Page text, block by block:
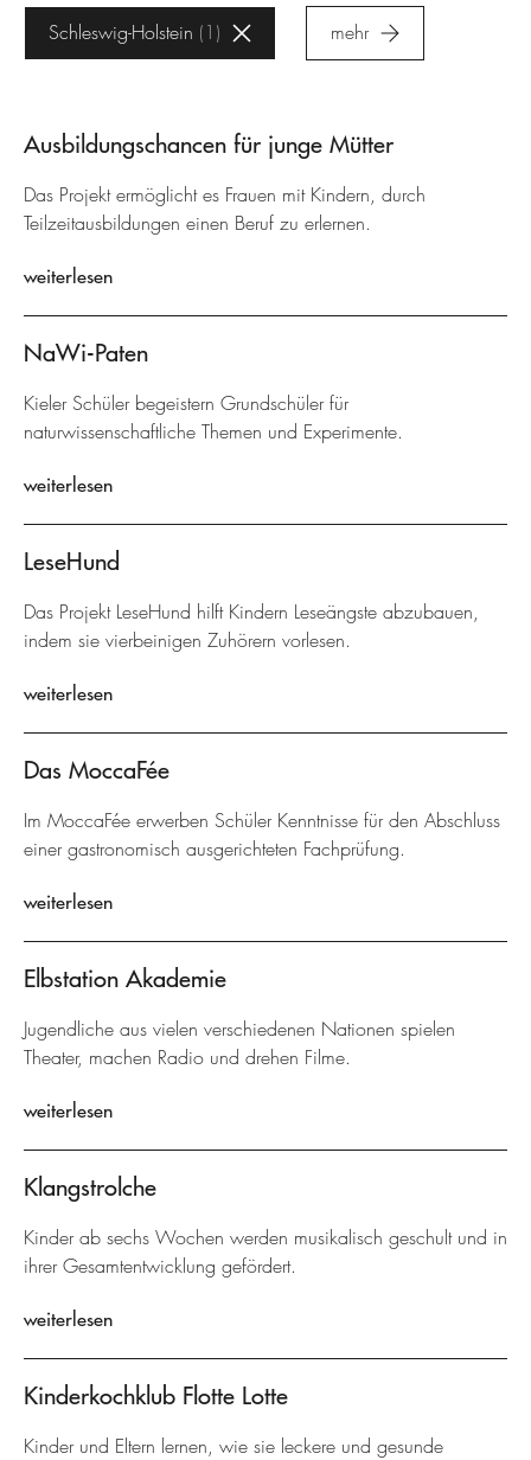
Schleswig-Holstein 1 mehr
Ausbildungschancen für junge Mütter
Das Projekt ermöglicht es Frauen mit Kindern, durch
Teilzeitausbildungen einen Beruf zu erlernen.
weiterlesen
NaWi-Paten
Kieler Schüler begeistern Grundschüler für
naturwissenschaftliche Themen und Experimente.
weiterlesen
LeseHund
Das Projekt LeseHund hilft Kindern Leseängste abzubauen,
indem sie vierbeinigen Zuhörern vorlesen.
weiterlesen
Das MoccaFée
Im MoccaFée erwerben Schüler Kenntnisse für den Abschluss
einer gastronomisch ausgerichteten Fachprüfung.
weiterlesen
Elbstation Akademie
Jugendliche aus vielen verschiedenen Nationen spielen
Theater, machen Radio und drehen Filme.
weiterlesen
Klangstrolche
Kinder ab sechs Wochen werden musikalisch geschult und in
ihrer Gesamtentwicklung gefördert.
weiterlesen
Kinderkochklub Flotte Lotte
Kinder und Eltern lernen, wie sie leckere und gesunde